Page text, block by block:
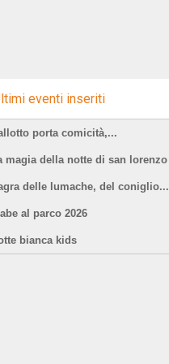
eventi inseriti
porta comicità,...
magia della notte di san lorenzo
delle lumache, del coniglio...
al parco 2026
bianca kids